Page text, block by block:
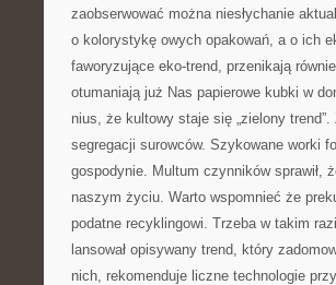
zaobserwować można niesłychanie
o kolorystykę owych opakowań, a o ich
faworyzujące eko-trend, przenikają
otumaniają już Nas papierowe kubki w
nius, że kultowy staje się „zielony
segregacji surowców. Szykowane worki
gospodynie. Multum czynników sprawił,
naszym życiu. Warto wspomnieć że
podatne recyklingowi. Trzeba w takim
lansował opisywany trend, który
nich, rekomenduje liczne technologie